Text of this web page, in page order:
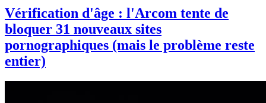
Vérification d'âge : l'Arcom tente de
bloquer 31 nouveaux sites
pornographiques (mais le problème reste
entier)